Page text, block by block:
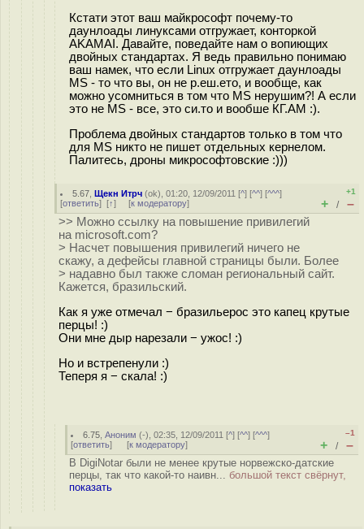
Кстати этот ваш майкрософт почему-то
даунлоады линуксами отгружает, конторкой
AKAMAI. Давайте, поведайте нам о вопиющих
двойных стандартах. Я ведь правильно понимаю
ваш намек, что если Linux отгружает даунлоады
MS - то что вы, он не р.еш.ето, и вообще, как
можно усомниться в том что MS нерушим?! А если
это не MS - все, это си.то и вообше КГ.АМ :).
Проблема двойных стандартов только в том что
для MS никто не пишет отдельных кернелом.
Палитесь, дроны микрософтовские :)))
5.67 ,Щекн Итрч (ok), 01:20, 12/09/2011 [^] [^^] [^^^]
[ответить] [↑] [к модератору]
+1
+ / –
>> Можно ссылку на повышение привилегий
на microsoft.com?
> Насчет повышения привилегий ничего не
скажу, а дефейсы главной страницы были. Более
> надавно был также сломан региональный сайт.
Кажется, бразильский.
Как я уже отмечал − бразильерос это капец крутые
перцы! :)
Они мне дыр нарезали − ужос! :)
Но и встрепенули :)
Теперя я − скала! :)
6.75 ,Аноним (-), 02:35, 12/09/2011 [^] [^^] [^^^]
[ответить] [к модератору]
–1
+ / –
В DigiNotar были не менее крутые норвежско-датские
перцы, так что какой-то наивн... большой текст свёрнут,
показать